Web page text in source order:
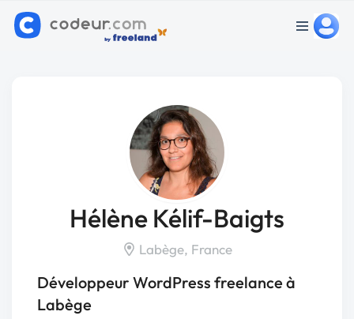
Hélène Kélif-Baigts
Labège, France
Développeur WordPress freelance à
Labège